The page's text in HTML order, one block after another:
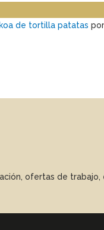
de tortilla patatas por
ofertas de